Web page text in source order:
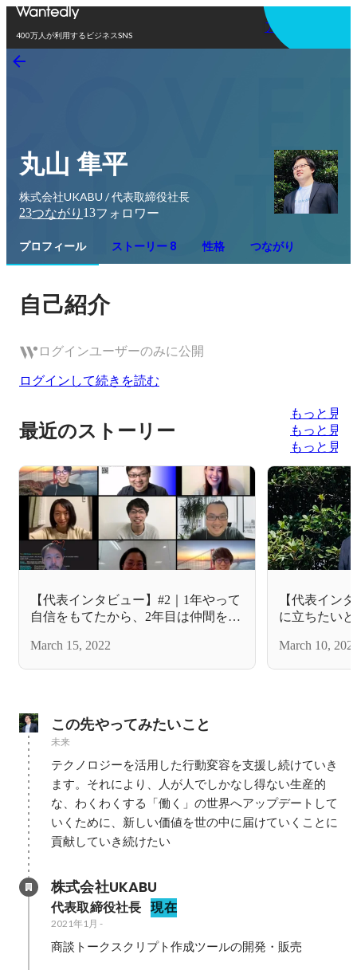
400万人が利用するビジネスSNS
アプリを使う
丸山 隼平
株式会社UKABU / 代表取締役社長
23つながり 13フォロワー
プロフィール ストーリー 8 性格 つながり
自己紹介
ログインユーザーのみに公開
ログインして続きを読む
最近のストーリー
もっと見る
もっと見る
もっと見る
【代表インタビュー】#2｜1年やって
自信をもてたから、2年目は仲間を増
March 15, 2022
【代表イン
に立ちたい
浮かばなく
ンが進む世
March 10,
この先やってみたいこと
未来
テクノロジーを活用した行動変容を支援し続けていき
ます。それにより、人が人でしかなし得ない生産的
な、わくわくする「働く」の世界へアップデートして
いくために、新しい価値を世の中に届けていくことに
貢献していき続けたい
株式会社UKABU
代表取締役社長 現在
2021年1月 -
商談トークスクリプト作成ツールの開発・販売